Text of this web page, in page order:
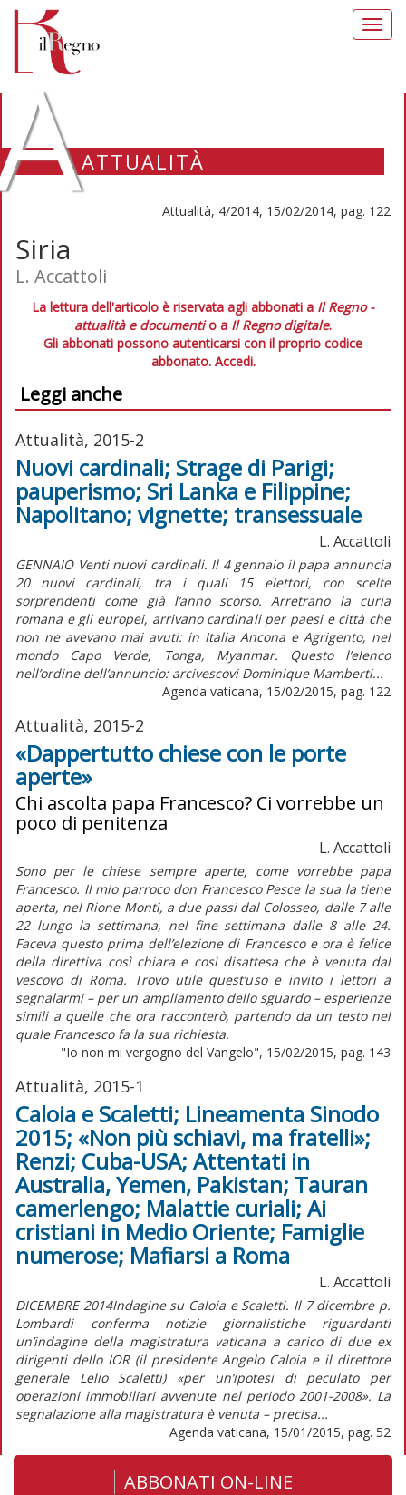
ATTUALITÀ
Attualità, 4/2014, 15/02/2014, pag. 122
Siria
L. Accattoli
La lettura dell'articolo è riservata agli abbonati a Il Regno -
attualità e documentio a Il Regno digitale.
Gli abbonati possono autenticarsi con il proprio codice
abbonato. Accedi.
Leggi anche
Attualità, 2015-2
Nuovi cardinali; Strage di Parigi;
pauperismo; Sri Lanka e Filippine;
Napolitano; vignette; transessuale
L. Accattoli
GENNAIO Venti nuovi cardinali. Il 4 gennaio il papa annuncia
20 nuovi cardinali, tra i quali 15 elettori, con scelte
sorprendenti come già l’anno scorso. Arretrano la curia
romana e gli europei, arrivano cardinali per paesi e città che
non ne avevano mai avuti: in Italia Ancona e Agrigento, nel
mondo Capo Verde, Tonga, Myanmar. Questo l’elenco
nell’ordine dell’annuncio: arcivescovi Dominique Mamberti...
Agenda vaticana, 15/02/2015, pag. 122
Attualità, 2015-2
«Dappertutto chiese con le porte
aperte»
Chi ascolta papa Francesco? Ci vorrebbe un
poco di penitenza
L. Accattoli
Sono per le chiese sempre aperte, come vorrebbe papa
Francesco. Il mio parroco don Francesco Pesce la sua la tiene
aperta, nel Rione Monti, a due passi dal Colosseo, dalle 7 alle
22 lungo la settimana, nel fine settimana dalle 8 alle 24.
Faceva questo prima dell’elezione di Francesco e ora è felice
della direttiva così chiara e così disattesa che è venuta dal
vescovo di Roma. Trovo utile quest’uso e invito i lettori a
segnalarmi – per un ampliamento dello sguardo – esperienze
simili a quelle che ora racconterò, partendo da un testo nel
quale Francesco fa la sua richiesta.
"Io non mi vergogno del Vangelo", 15/02/2015, pag. 143
Attualità, 2015-1
Caloia e Scaletti; Lineamenta Sinodo
2015; «Non più schiavi, ma fratelli»;
Renzi; Cuba-USA; Attentati in
Australia, Yemen, Pakistan; Tauran
camerlengo; Malattie curiali; Ai
cristiani in Medio Oriente; Famiglie
numerose; Mafiarsi a Roma
L. Accattoli
DICEMBRE 2014Indagine su Caloia e Scaletti. Il 7 dicembre p.
Lombardi conferma notizie giornalistiche riguardanti
un’indagine della magistratura vaticana a carico di due ex
dirigenti dello IOR (il presidente Angelo Caloia e il direttore
generale Lelio Scaletti) «per un’ipotesi di peculato per
operazioni immobiliari avvenute nel periodo 2001-2008». La
segnalazione alla magistratura è venuta – precisa...
Agenda vaticana, 15/01/2015, pag. 52
ABBONATI ON-LINE